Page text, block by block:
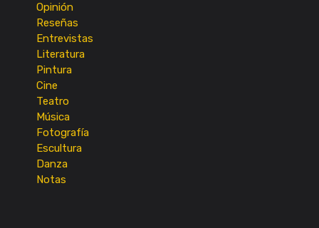
Opinión
Reseñas
Entrevistas
Literatura
Pintura
Cine
Teatro
Música
Fotografía
Escultura
Danza
Notas